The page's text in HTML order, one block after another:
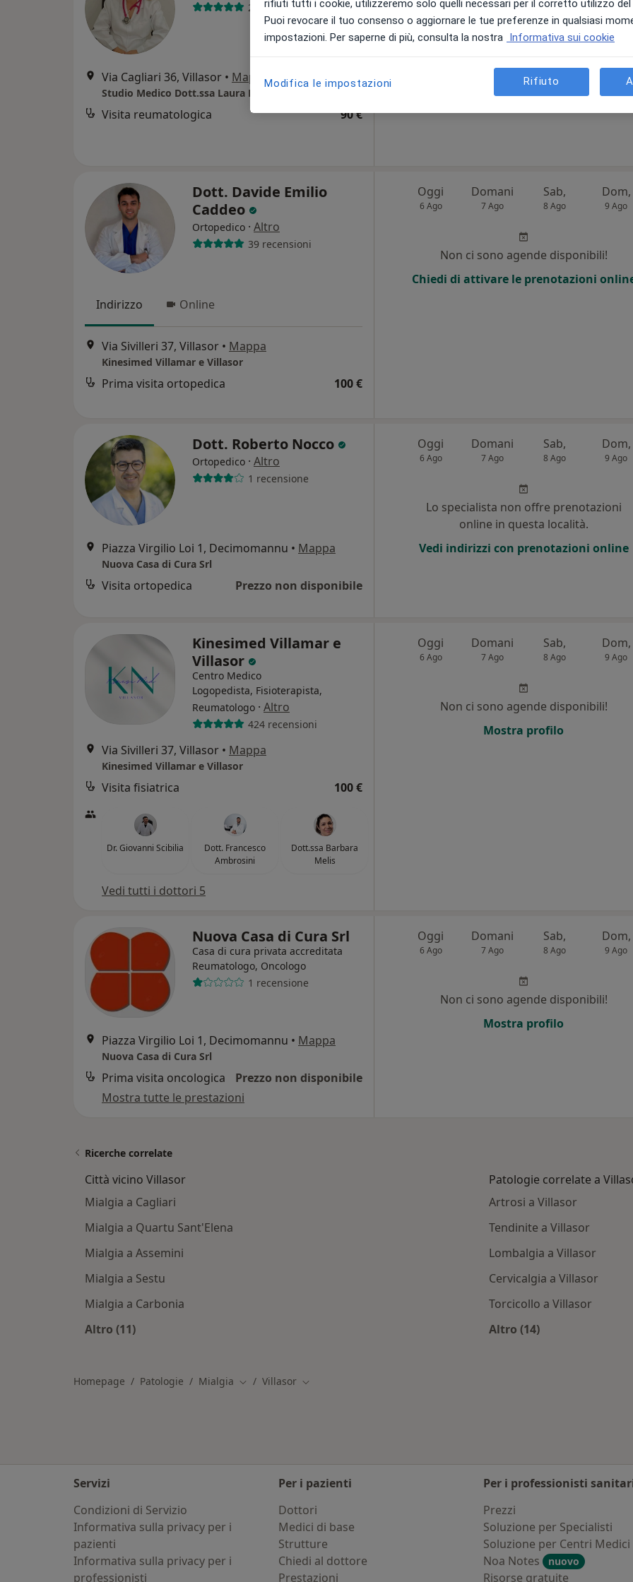
241 recensioni
Via Cagliari 36, Villasor • Mappa
Studio Medico Dott.ssa Laura Fadda
Visita reumatologica 90 €
Non ci sono agende disponibili!
Dott. Davide Emilio
Caddeo
Ortopedico · Altro
39 recensioni
Indirizzo Online
Via Sivilleri 37, Villasor • Mappa
Kinesimed Villamar e Villasor
Prima visita ortopedica 100 €
Oggi
6 Ago
Domani
7 Ago
Sab,
8 Ago
Dom,
9 Ago
Non ci sono agende disponibili!
Chiedi di attivare le prenotazioni
Dott. Roberto Nocco
Ortopedico · Altro
1 recensione
Piazza Virgilio Loi 1, Decimomannu • Mappa
Nuova Casa di Cura Srl
Visita ortopedica Prezzo non disponibile
Oggi
6 Ago
Domani
7 Ago
Sab,
8 Ago
Dom,
9 Ago
Lo specialista non offre prenotazioni
online in questa località.
Vedi indirizzi con prenotazioni online
Kinesimed Villamar e
Villasor
Centro Medico
Logopedista, Fisioterapista,
Reumatologo · Altro
424 recensioni
Via Sivilleri 37, Villasor • Mappa
Kinesimed Villamar e Villasor
Visita fisiatrica 100 €
Dr. Giovanni Scibilia
Dott. Francesco
Ambrosini
Dott.ssa Barbara
Melis
Vedi tutti i dottori 5
Oggi
6 Ago
Domani
7 Ago
Sab,
8 Ago
Dom,
9 Ago
Non ci sono agende disponibili!
Mostra profilo
Nuova Casa di Cura Srl
Casa di cura privata accreditata
Reumatologo, Oncologo
1 recensione
Piazza Virgilio Loi 1, Decimomannu • Mappa
Nuova Casa di Cura Srl
Prima visita oncologica
Prezzo non disponibile
Mostra tutte le prestazioni
Oggi
6 Ago
Domani
7 Ago
Sab,
8 Ago
Dom,
9 Ago
Non ci sono agende disponibili!
Mostra profilo
Ricerche correlate
Città vicino Villasor
Mialgia a Cagliari
Mialgia a Quartu Sant'Elena
Mialgia a Assemini
Mialgia a Sestu
Mialgia a Carbonia
Altro (11)
Patologie correlate a
Artrosi a Villasor
Tendinite a Villasor
Lombalgia a Villasor
Cervicalgia a Villasor
Torcicollo a Villasor
Altro (14)
Homepage Patologie Mialgia Cambia città
Villasor Cambia città
Servizi
Condizioni di Servizio
Informativa sulla privacy per i
pazienti
Informativa sulla privacy per i
professionisti
Per i pazienti
Dottori
Medici di base
Strutture
Chiedi al dottore
Prestazioni
Per i professionisti
Prezzi
Soluzione per Specialisti
Soluzione per Centri Medici
Noa Notes
nuovo
Risorse gratuite
rifiuti tutti i cookie, utilizzeremo solo quelli necessari per il corretto utilizzo
Puoi revocare il tuo consenso o aggiornare le tue preferenze in qualsiasi
impostazioni. Per saperne di più, consulta la nostra Informativa sui cookie
Modifica le impostazioni Rifiuto